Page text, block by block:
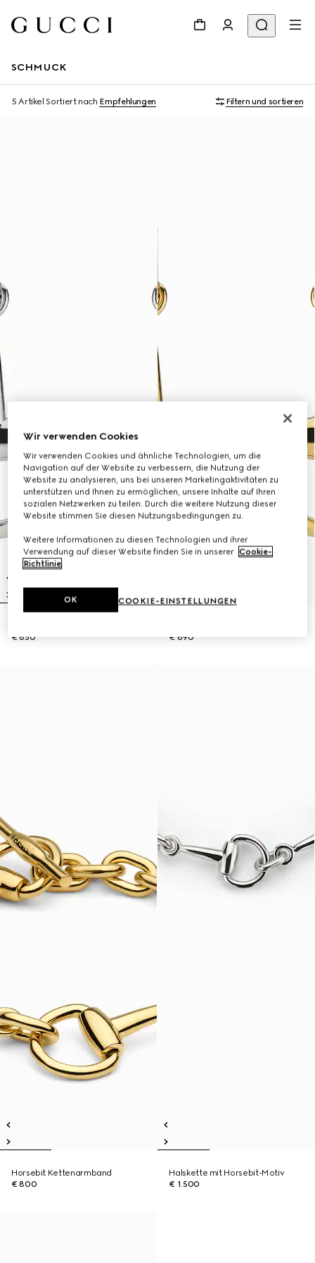
SCHMUCK
5 Artikel Sortiert nach Empfehlungen Filtern und sortieren
€ 650
€ 690
Horsebit Kettenarmband
€ 800
Halskette mit Horsebit-Motiv
€ 1.500
Wir verwenden Cookies
Wir verwenden Cookies und ähnliche Technologien, um die
Navigation auf der Website zu verbessern, die Nutzung der
Website zu analysieren, uns bei unseren Marketingaktivitäten zu
unterstützen und Ihnen zu ermöglichen, unsere Inhalte auf Ihren
sozialen Netzwerken zu teilen. Durch die weitere Nutzung dieser
Website stimmen Sie diesen Nutzungsbedingungen zu.
Weitere Informationen zu diesen Technologien und ihrer
Verwendung auf dieser Website finden Sie in unserer Cookie-
Richtlinie.
COOKIE-EINSTELLUNGEN
OK